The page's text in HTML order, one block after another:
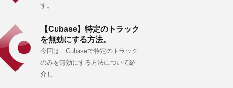
す。
【Cubase】特定のトラック
を無効にする方法。
今回は、Cubaseで特定のトラック
のみを無効にする方法について紹
介し